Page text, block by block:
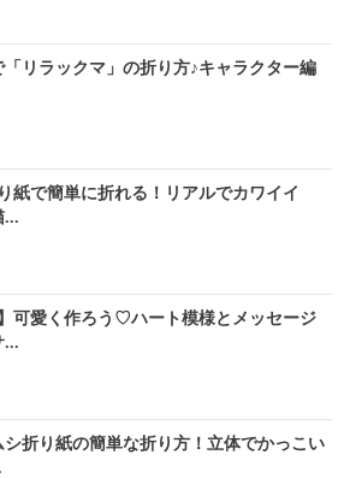
「リラックマ」の折り方♪キャラクター編
紙で簡単に折れる！リアルでカワイイ
...
】可愛く作ろう♡ハート模様とメッセージ
...
シ折り紙の簡単な折り方！立体でかっこい